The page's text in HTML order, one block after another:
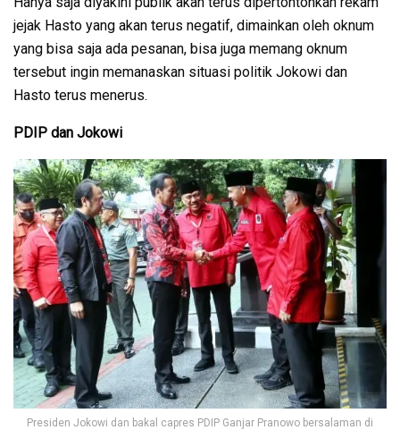
jejak Hasto yang akan terus negatif, dimainkan oleh oknum
yang bisa saja ada pesanan, bisa juga memang oknum
tersebut ingin memanaskan situasi politik Jokowi dan
Hasto terus menerus.
PDIP dan Jokowi
Presiden Jokowi dan bakal capres PDIP Ganjar Pranowo bersalaman di